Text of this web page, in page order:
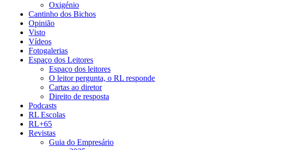
Oxigénio
Cantinho dos Bichos
Opinião
Visto
Vídeos
Fotogalerias
Espaço dos Leitores
Espaço dos leitores
O leitor pergunta, o RL responde
Cartas ao diretor
Direito de resposta
Podcasts
RL Escolas
RL+65
Revistas
Guia do Empresário